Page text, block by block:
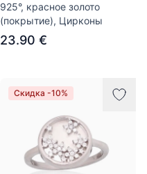
925°, красное золото
(покрытие), Цирконы
23.90 €
Скидка -10%